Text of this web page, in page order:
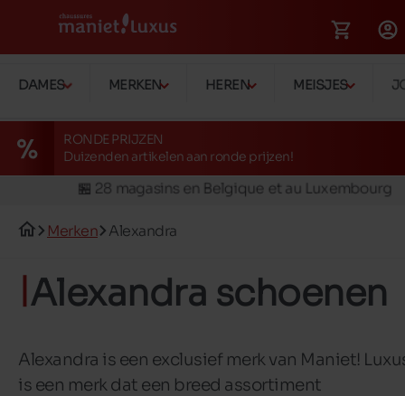
DAMES MERKEN HEREN MEISJES
RONDE PRIJZEN
Duizenden artikelen aan ronde prijzen!
✅ Réservez en ligne, essayez et payez en
🏪 28 magasins en Belgique et au Luxembourg
📦 Livraison à domicile gratuite dés 39€ d'achats
Merken Alexandra
Alexandra schoenen
Alexandra is een exclusief merk van Maniet!
is een merk dat een breed assortiment